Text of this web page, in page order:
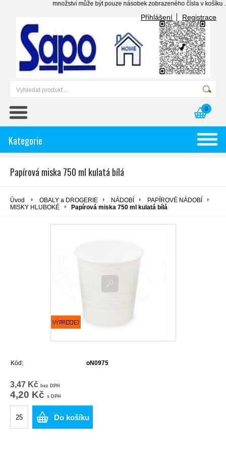
množství může být pouze násobek zobrazeného čísla v košíku
Přihlášení Registrace
0
Kategorie
Papírová miska 750 ml kulatá bílá
Úvod OBALY a DROGERIE NÁDOBÍ
PAPÍROVÉ NÁDOBÍ
MISKY HLUBOKÉ
Papírová miska 750 ml kulatá bílá
Sleva
Kód: oN0975
3,47 Kč bez DPH
4,20 Kč s DPH
Do košíku